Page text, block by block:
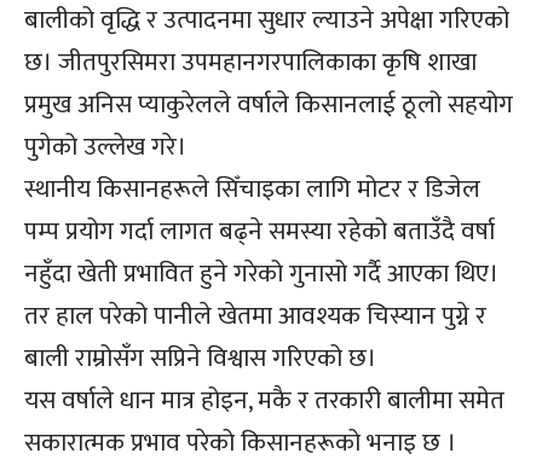
बालीको वृद्धि र उत्पादनमा सुधार ल्याउने अपेक्षा गरिएको
छ। जीतपुरसिमरा उपमहानगरपालिकाका कृषि शाखा
प्रमुख अनिस प्याकुरेलले वर्षाले किसानलाई ठूलो सहयोग
पुगेको उल्लेख गरे।
स्थानीय किसानहरूले सिँचाइका लागि मोटर र डिजेल
पम्प प्रयोग गर्दा लागत बढ्ने समस्या रहेको बताउँदै वर्षा
नहुँदा खेती प्रभावित हुने गरेको गुनासो गर्दै आएका थिए।
तर हाल परेको पानीले खेतमा आवश्यक चिस्यान पुग्ने र
बाली राम्रोसँग सप्रिने विश्वास गरिएको छ।
यस वर्षाले धान मात्र होइन, मकै र तरकारी बालीमा समेत
सकारात्मक प्रभाव परेको किसानहरूको भनाइ छ ।